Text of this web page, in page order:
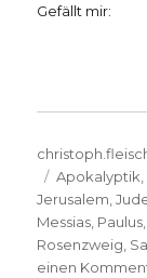
Gefällt mir:
Autor
Apokalyptik,
Jerusalem,
Messias, Paulus,
Rosenzweig,
einen